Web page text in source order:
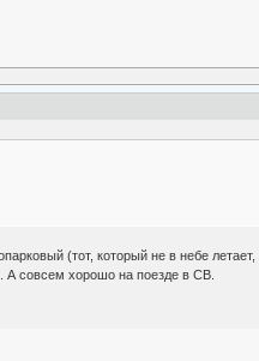
(тот, который не в небе
А совсем хорошо на поезде в СВ.